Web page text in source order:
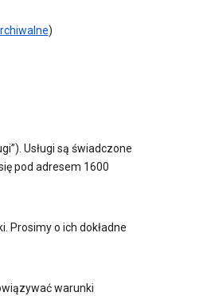
)
Usługi są świadczone
pod adresem 1600
Prosimy o ich dokładne
warunki